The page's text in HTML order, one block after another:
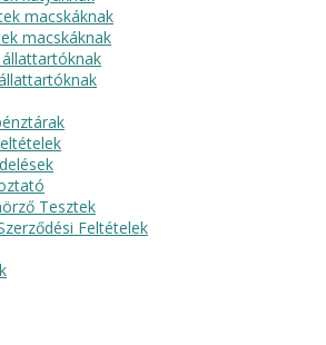
macskáknak
macskáknak
Tesztek
Feltételek